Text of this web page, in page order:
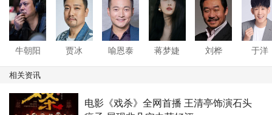
新生“演技派”用作品说话释放星能量！
牛朝阳 贾冰 喻恩泰 蒋梦婕 刘桦 于洋
相关资讯
电影《戏杀》全网首播 王清亭饰演石头